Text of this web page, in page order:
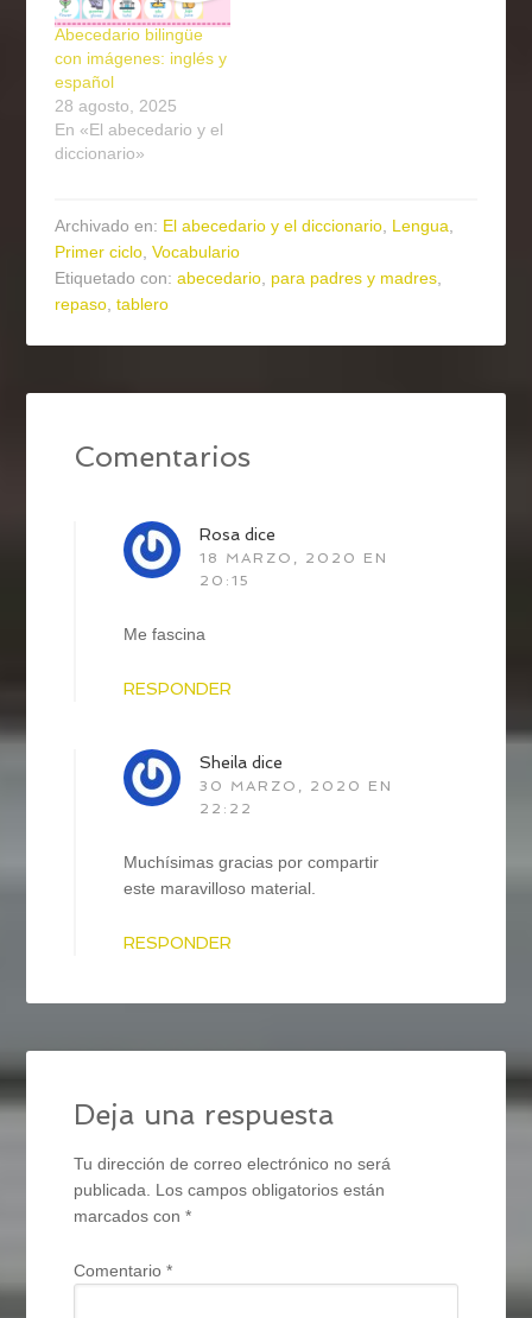
Abecedario bilingüe
con imágenes: inglés y
español
28 agosto, 2025
En «El abecedario y el
diccionario»
Archivado en: El abecedario y el diccionario, Lengua,
Primer ciclo,Vocabulario
Etiquetado con:abecedario, para padres y madres,
repaso,tablero
Comentarios
Rosa dice
18 MARZO, 2020 EN
20:15
Me fascina
RESPONDER
Sheila dice
30 MARZO, 2020 EN
22:22
Muchísimas gracias por compartir
este maravilloso material.
RESPONDER
Deja una respuesta
Tu dirección de correo electrónico no será
publicada. Los campos obligatorios están
marcados con*
Comentario*